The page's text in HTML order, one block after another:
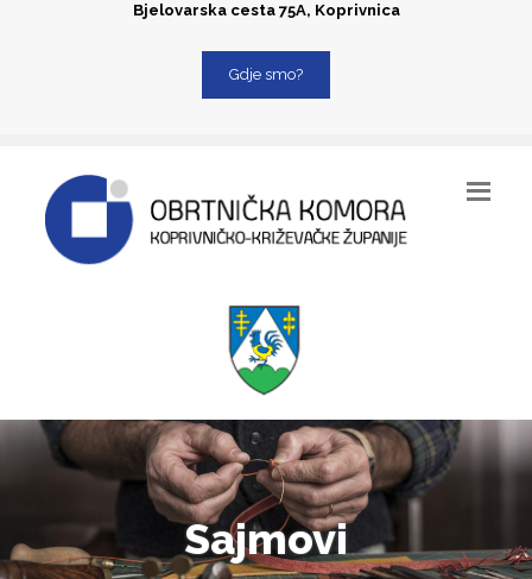
Bjelovarska cesta 75A, Koprivnica
Gdje smo?
Sajmovi